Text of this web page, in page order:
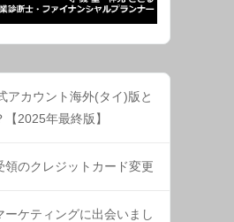
アカウント海外(タイ)版と
2025年最終版】
領のクレジットカード変更
ーケティングに出会いまし